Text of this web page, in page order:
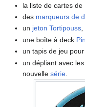
la liste de cartes de
des marqueurs de
un jeton Tortipouss,
une boîte à deck
un tapis de jeu
un dépliant avec
nouvellesérie